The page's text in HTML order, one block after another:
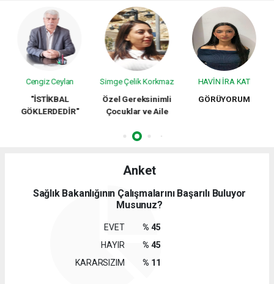
Cengiz Ceylan
"İSTİKBAL
GÖKLERDEDİR"
Simge Çelik Korkmaz
Özel Gereksinimli
Çocuklar ve Aile
HAVİN İRA KAT
GÖRÜYORUM
Anket
Sağlık Bakanlığının Çalışmalarını Başarılı Buluyor
Musunuz?
EVET
% 45
HAYIR
% 45
KARARSIZIM
% 11